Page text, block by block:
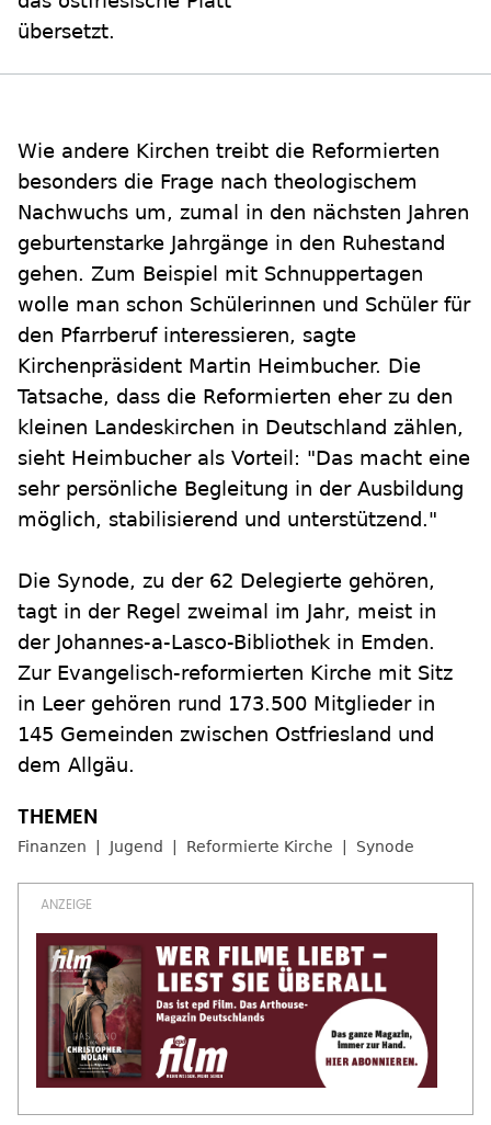
übersetzt.
Wie andere Kirchen treibt die Reformierten
besonders die Frage nach theologischem
Nachwuchs um, zumal in den nächsten Jahren
geburtenstarke Jahrgänge in den Ruhestand
gehen. Zum Beispiel mit Schnuppertagen
wolle man schon Schülerinnen und Schüler für
den Pfarrberuf interessieren, sagte
Kirchenpräsident Martin Heimbucher. Die
Tatsache, dass die Reformierten eher zu den
kleinen Landeskirchen in Deutschland zählen,
sieht Heimbucher als Vorteil: "Das macht eine
sehr persönliche Begleitung in der Ausbildung
möglich, stabilisierend und unterstützend."
Die Synode, zu der 62 Delegierte gehören,
tagt in der Regel zweimal im Jahr, meist in
der Johannes-a-Lasco-Bibliothek in Emden.
Zur Evangelisch-reformierten Kirche mit Sitz
in Leer gehören rund 173.500 Mitglieder in
145 Gemeinden zwischen Ostfriesland und
dem Allgäu.
Finanzen Jugend Reformierte Kirche Synode